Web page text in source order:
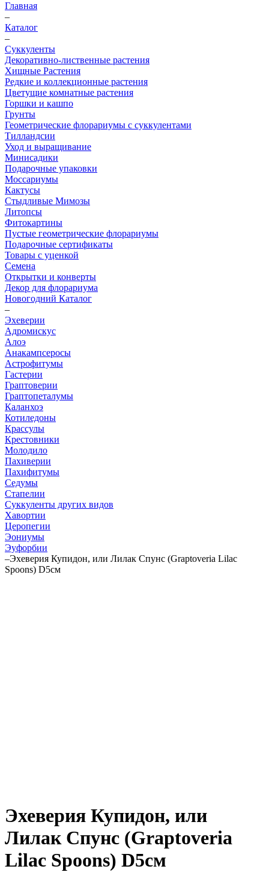
Главная
–
Каталог
–
Суккуленты
Декоративно-лиственные растения
Хищные Растения
Редкие и коллекционные растения
Цветущие комнатные растения
Горшки и кашпо
Грунты
Геометрические флорариумы с суккулентами
Тилландсии
Уход и выращивание
Минисадики
Подарочные упаковки
Моссариумы
Кактусы
Стыдливые Мимозы
Литопсы
Фитокартины
Пустые геометрические флорариумы
Подарочные сертификаты
Товары с уценкой
Семена
Открытки и конверты
Декор для флорариума
Новогодний Каталог
–
Эхеверии
Адромискус
Алоэ
Анакампсеросы
Астрофитумы
Гастерии
Граптоверии
Граптопеталумы
Каланхоэ
Котиледоны
Крассулы
Крестовники
Молодило
Пахиверии
Пахифитумы
Седумы
Стапелии
Суккуленты других видов
Хавортии
Церопегии
Эониумы
Эуфорбии
–Эхеверия Купидон, или Лилак Спунс (Graptoveria Lilac
Spoons) D5см
Эхеверия Купидон, или
Лилак Спунс (Graptoveria
Lilac Spoons) D5см